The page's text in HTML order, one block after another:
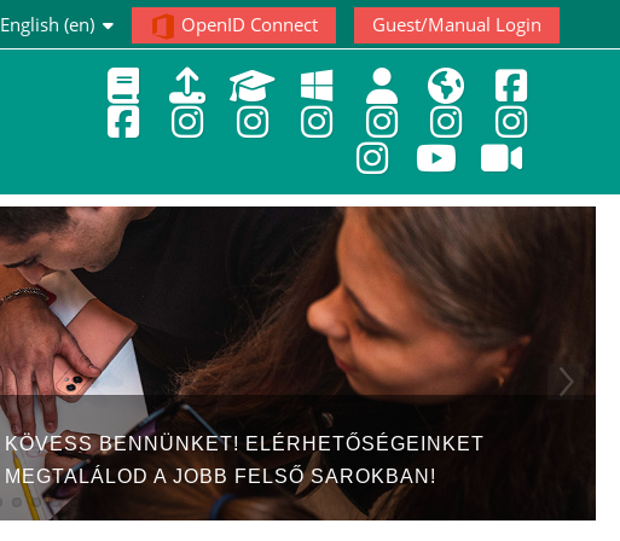
English ‎(en)‎ OpenID Connect Guest/Manual Login
KÖVESS BENNÜNKET! ELÉRHETŐSÉGEINKET
MEGTALÁLOD A JOBB FELSŐ SAROKBAN!